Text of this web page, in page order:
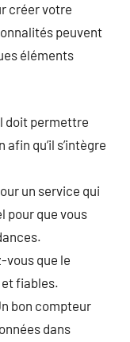
créer votre
peuvent
éléments
doit permettre
qu’il s’intègre
un service qui
pour que vous
vous que le
fiables.
bon compteur
dans